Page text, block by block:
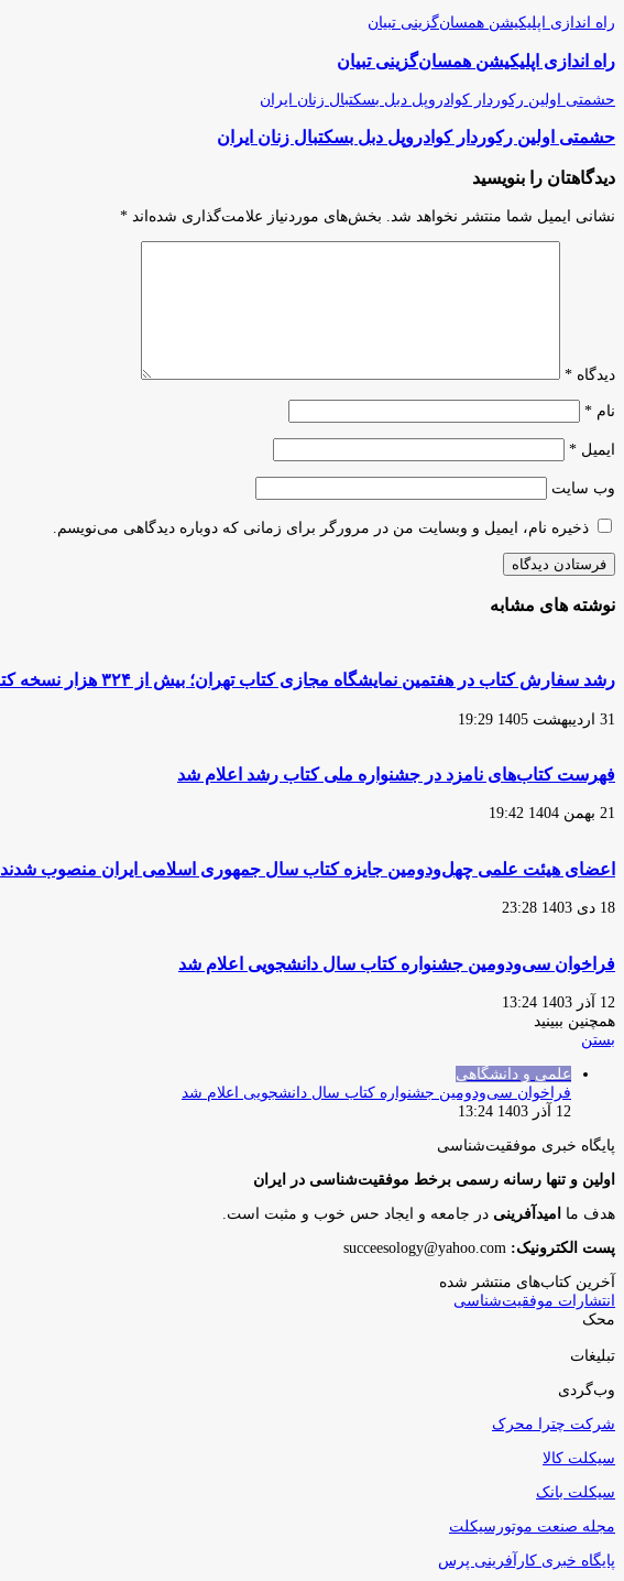
راه اندازی اپلیکیشن همسان‌گزینی تبیان
راه اندازی اپلیکیشن همسان‌گزینی تبیان
حشمتی اولین رکوردار کوادروپل دبل بسکتبال زنان ایران
حشمتی اولین رکوردار کوادروپل دبل بسکتبال زنان ایران
دیدگاهتان را بنویسید
نشانی ایمیل شما منتشر نخواهد شد. بخش‌های موردنیاز علامت‌گذاری شده‌اند *
دیدگاه *
نام *
ایمیل *
وب‌ سایت
ذخیره نام، ایمیل و وبسایت من در مرورگر برای زمانی که دوباره دیدگاهی می‌نویسم.
نوشته های مشابه
رشد سفارش‌ کتاب در هفتمین نمایشگاه مجازی کتاب تهران؛ بیش از ۳۲۴ هزار نسخه کتاب تا روز ششم خریداری شد
31 اردیبهشت 1405 19:29
فهرست کتاب‌های نامزد در جشنواره ملی کتاب رشد اعلام شد
21 بهمن 1404 19:42
اعضای هیئت علمی چهل‌ودومین جایزه کتاب سال جمهوری اسلامی ایران منصوب شدند
18 دی 1403 23:28
فراخوان سی‌ودومین جشنواره کتاب سال دانشجویی اعلام شد
12 آذر 1403 13:24
همچنین ببینید
بستن
علمی و دانشگاهی
فراخوان سی‌ودومین جشنواره کتاب سال دانشجویی اعلام شد
12 آذر 1403 13:24
پایگاه‌ خبری موفقیت‌شناسی
اولین و تنها رسانه رسمی برخط موفقیت‌شناسی در ایران
هدف ما امیدآفرینی در جامعه و ایجاد حس خوب و مثبت است.
پست الکترونیک:
آخرین کتاب‌های منتشر شده
انتشارات موفقیت‌شناسی
محک
تبلیغات
وب‌گردی
شرکت چترا محرک
سیکلت کالا
سیکلت بانک
مجله صنعت موتورسیکلت
پایگاه خبری کارآفرینی پرس